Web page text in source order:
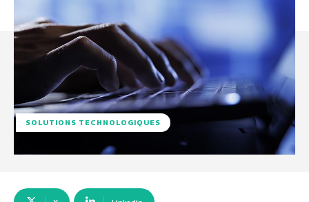
SOLUTIONS TECHNOLOGIQUES